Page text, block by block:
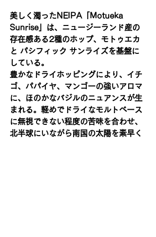
美しく濁ったNEIPA「Motueka
Sunrise」は、ニュージーランド産の
存在感ある2種のホップ、モトゥエカ
と パシフィック サンライズを基盤に
している。
豊かなドライホッピングにより、イチ
ゴ、パパイヤ、マンゴーの強いアロマ
に、ほのかなバジルのニュアンスが生
まれる。軽めでドライなモルトベース
に無視できない程度の苦味を合わせ、
北半球にいながら南国の太陽を素早く